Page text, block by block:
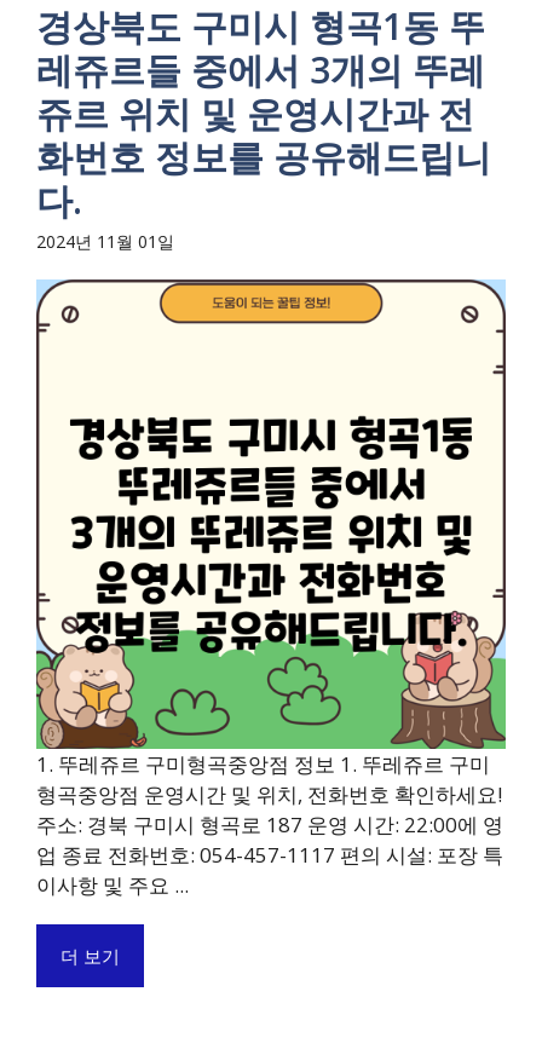
경상북도 구미시 형곡1동 뚜
레쥬르들 중에서 3개의 뚜레
쥬르 위치 및 운영시간과 전
화번호 정보를 공유해드립니
다.
2024년 11월 01일
1. 뚜레쥬르 구미형곡중앙점 정보 1. 뚜레쥬르 구미
형곡중앙점 운영시간 및 위치, 전화번호 확인하세요!
주소: 경북 구미시 형곡로 187 운영 시간: 22:00에 영
업 종료 전화번호: 054-457-1117 편의 시설: 포장 특
이사항 및 주요 ...
더 보기